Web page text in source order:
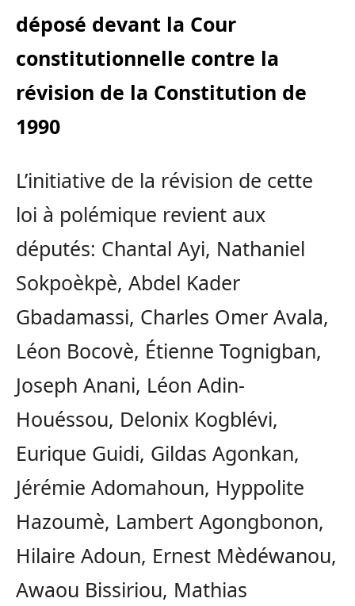
déposé devant la Cour
constitutionnelle contre la
révision de la Constitution de
1990
L’initiative de la révision de cette
loi à polémique revient aux
députés: Chantal Ayi, Nathaniel
Sokpoèkpè, Abdel Kader
Gbadamassi, Charles Omer Avala,
Léon Bocovè, Étienne Tognigban,
Joseph Anani, Léon Adin-
Houéssou, Delonix Kogblévi,
Eurique Guidi, Gildas Agonkan,
Jérémie Adomahoun, Hyppolite
Hazoumè, Lambert Agongbonon,
Hilaire Adoun, Ernest Mèdéwanou,
Awaou Bissiriou, Mathias